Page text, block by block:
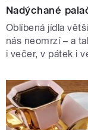
Nadýchané
Oblíbená jídla
nás neomrzí – a
i večer, v pátek i